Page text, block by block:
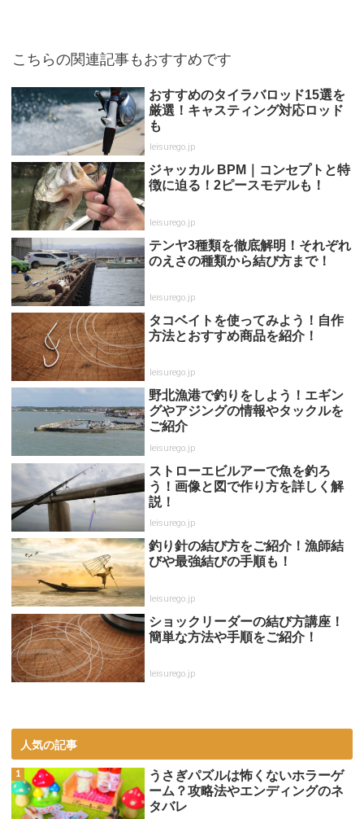
こちらの関連記事もおすすめです
おすすめのタイラバロッド15選を
厳選！キャスティング対応ロッド
も
leisurego.jp
ジャッカル BPM｜コンセプトと特
徴に迫る！2ピースモデルも！
leisurego.jp
テンヤ3種類を徹底解明！それぞれ
のえさの種類から結び方まで！
leisurego.jp
タコベイトを使ってみよう！自作
方法とおすすめ商品を紹介！
leisurego.jp
野北漁港で釣りをしよう！エギン
グやアジングの情報やタックルを
ご紹介
leisurego.jp
ストローエビルアーで魚を釣ろ
う！画像と図で作り方を詳しく解
説！
leisurego.jp
釣り針の結び方をご紹介！漁師結
びや最強結びの手順も！
leisurego.jp
ショックリーダーの結び方講座！
簡単な方法や手順をご紹介！
leisurego.jp
人気の記事
うさぎパズルは怖くないホラーゲ
ーム？攻略法やエンディングのネ
タバレ